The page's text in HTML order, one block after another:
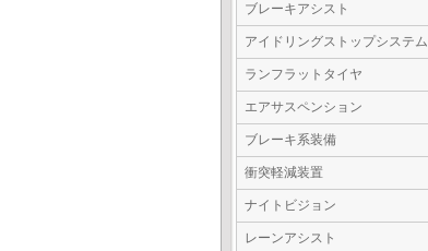
ブレーキアシスト
アイドリングストップシステム
ランフラットタイヤ
エアサスペンション
ブレーキ系装備
衝突軽減装置
ナイトビジョン
レーンアシスト